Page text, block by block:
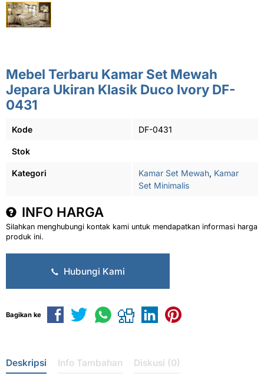
Mebel Terbaru Kamar Set Mewah
Jepara Ukiran Klasik Duco Ivory DF-
0431
Kode DF-0431
Stok
Kategori Kamar Set Mewah, Kamar
Set Minimalis
INFO HARGA
Silahkan menghubungi kontak kami untuk mendapatkan informasi harga
produk ini.
Hubungi Kami
Bagikan ke
Deskripsi Info Tambahan Diskusi (0)